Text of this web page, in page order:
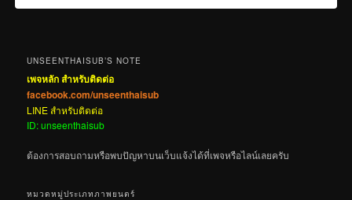
UNSEENTHAISUB’S NOTE
เพจหลัก สำหรับติดต่อ
facebook.com/unseenthaisub
LINE สำหรับติดต่อ
ID: unseenthaisub
ต้องการสอบถามหรือพบปัญหาบนเว็บแจ้งได้ที่เพจหรือไลน์เลยครับ
หมวดหมู่ประเภทภาพยนตร์